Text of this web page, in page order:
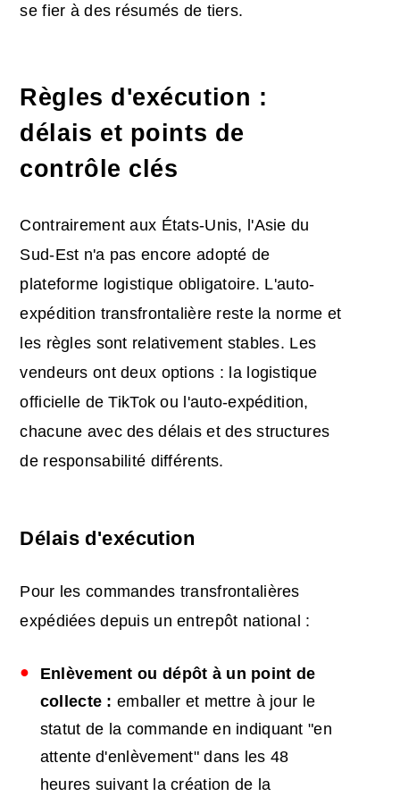
se fier à des résumés de tiers.
Règles d'exécution :
délais et points de
contrôle clés
Contrairement aux États-Unis, l'Asie du
Sud-Est n'a pas encore adopté de
plateforme logistique obligatoire. L'auto-
expédition transfrontalière reste la norme et
les règles sont relativement stables. Les
vendeurs ont deux options : la logistique
officielle de TikTok ou l'auto-expédition,
chacune avec des délais et des structures
de responsabilité différents.
Délais d'exécution
Pour les commandes transfrontalières
expédiées depuis un entrepôt national :
Enlèvement ou dépôt à un point de
collecte :emballer et mettre à jour le
statut de la commande en indiquant "en
attente d'enlèvement" dans les 48
heures suivant la création de la